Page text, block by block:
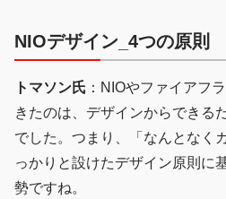
NIOデザイン_4つの原則
トマソン氏 ：NIOやファイアフ
きたのは、デザインからできる
でした。つまり、「なんとなく
っかりと設けたデザイン原則に
勢ですね。